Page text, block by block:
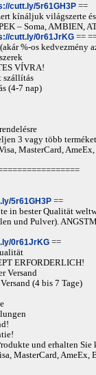
cutt.ly/5r61GH3P ==
kínáljuk világszerte
– Soma, AMBIEN,
cutt.ly/0r61JrKG ==
%-os kedvezmény
VÍVRA!
szállítás
(4-7 nap)
3 vagy több
MasterCard,
5r61GH3P ==
in bester Qualität
und Pulver).
0r61JrKG ==
ERFORDERLICH!
Versand
(4 bis 7 Tage)
und erhalten
MasterCard, AmeEx,